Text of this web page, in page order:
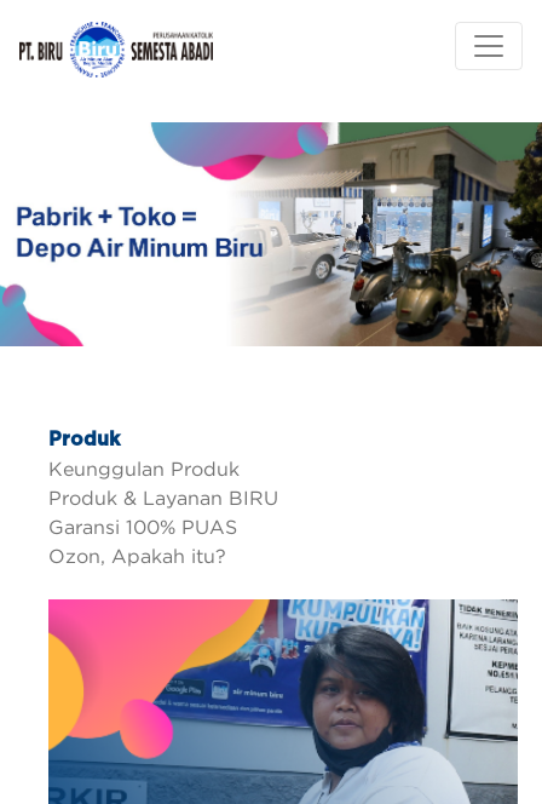
Produk
Keunggulan Produk
Produk & Layanan BIRU
Garansi 100% PUAS
Ozon, Apakah itu?